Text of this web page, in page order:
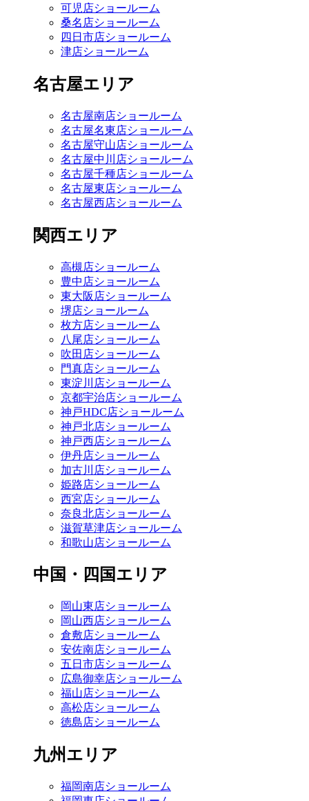
可児店ショールーム
桑名店ショールーム
四日市店ショールーム
津店ショールーム
名古屋エリア
名古屋南店ショールーム
名古屋名東店ショールーム
名古屋守山店ショールーム
名古屋中川店ショールーム
名古屋千種店ショールーム
名古屋東店ショールーム
名古屋西店ショールーム
関西エリア
高槻店ショールーム
豊中店ショールーム
東大阪店ショールーム
堺店ショールーム
枚方店ショールーム
八尾店ショールーム
吹田店ショールーム
門真店ショールーム
東淀川店ショールーム
京都宇治店ショールーム
神戸HDC店ショールーム
神戸北店ショールーム
神戸西店ショールーム
伊丹店ショールーム
加古川店ショールーム
姫路店ショールーム
西宮店ショールーム
奈良北店ショールーム
滋賀草津店ショールーム
和歌山店ショールーム
中国・四国エリア
岡山東店ショールーム
岡山西店ショールーム
倉敷店ショールーム
安佐南店ショールーム
五日市店ショールーム
広島御幸店ショールーム
福山店ショールーム
高松店ショールーム
徳島店ショールーム
九州エリア
福岡南店ショールーム